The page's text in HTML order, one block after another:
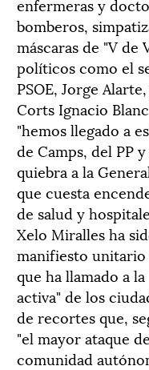
enfermeras y
bomberos,
máscaras de "V
políticos como el
PSOE, Jorge
Corts Ignacio
"hemos llegado a
de Camps, del PP
quiebra a la
que cuesta
de salud y
Xelo Miralles ha
manifiesto unitario
que ha llamado a
activa" de los
de recortes que,
"el mayor ataque
comunidad